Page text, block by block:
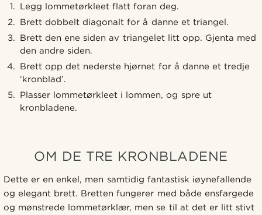
Legg lommetørkleet flatt foran deg.
Brett dobbelt diagonalt for å danne et triangel.
Brett den ene siden av triangelet litt opp. Gjenta med
den andre siden.
Brett opp det nederste hjørnet for å danne et tredje
‘kronblad’.
Plasser lommetørkleet i lommen, og spre ut
kronbladene.
OM DE TRE KRONBLADENE
Dette er en enkel, men samtidig fantastisk iøynefallende
og elegant brett. Bretten fungerer med både ensfargede
og mønstrede lommetørklær, men se til at det er litt stivt